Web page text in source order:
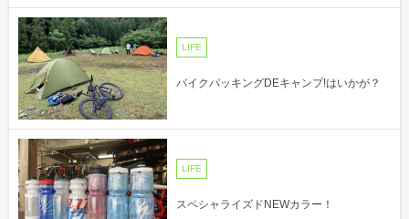
LIFE
バイクパッキングDEキャンプ!はいかが？
LIFE
スペシャライズドNEWカラー！